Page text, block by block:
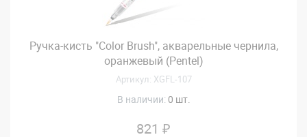
Ручка-кисть "Color Brush", акварельные чернила,
оранжевый (Pentel)
Артикул: XGFL-107
В наличии: 0 шт.
821 ₽